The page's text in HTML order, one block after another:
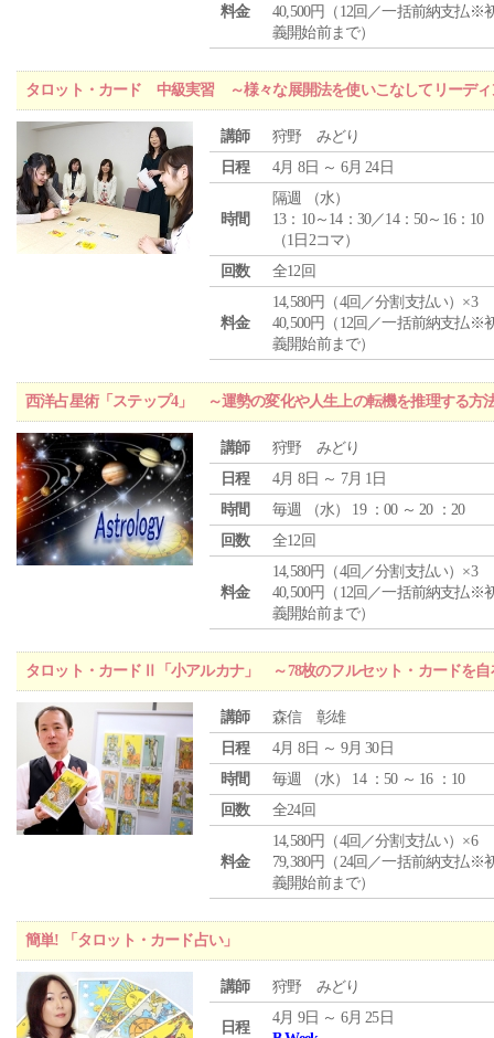
料金
40,500円（12回／一括前納支払※
義開始前まで）
タロット・カード 中級実習 ～様々な展開法を使いこなしてリーディ
講師
狩野 みどり
日程
4月 8日 ～ 6月 24日
時間
隔週 （水）
13：10～14：30／14：50～16：10
（1日2コマ）
回数
全12回
料金
14,580円（4回／分割支払い）×3
40,500円（12回／一括前納支払※
義開始前まで）
西洋占星術「ステップ4」 ～運勢の変化や人生上の転機を推理する方
講師
狩野 みどり
日程
4月 8日 ～ 7月 1日
時間
毎週 （水） 19 ：00 ～ 20 ：20
回数
全12回
料金
14,580円（4回／分割支払い）×3
40,500円（12回／一括前納支払※
義開始前まで）
タロット・カードⅡ「小アルカナ」 ～78枚のフルセット・カードを自
講師
森信 彰雄
日程
4月 8日 ～ 9月 30日
時間
毎週 （水） 14 ：50 ～ 16 ：10
回数
全24回
料金
14,580円（4回／分割支払い）×6
79,380円（24回／一括前納支払※
義開始前まで）
簡単! 「タロット・カード占い」
講師 狩野 みどり
日程
4月 9日 ～ 6月 25日